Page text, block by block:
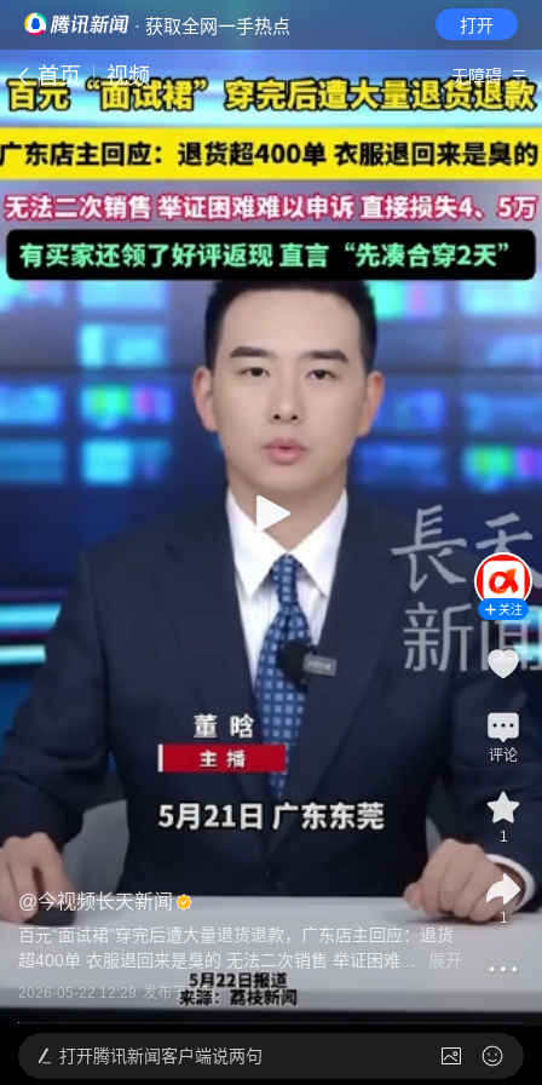
· 获取全网一手热点 打开
首页 视频 无障碍
@今视频长天新闻
百元“面试裙”穿完后遭大量退货退款，广东店主回应：退货
超400单 衣服退回来是臭的 无法二次销售 举证困难...
展开
2026-05-22 12:29 发布于江西
关注
评论
1
1
打开腾讯新闻客户端说两句